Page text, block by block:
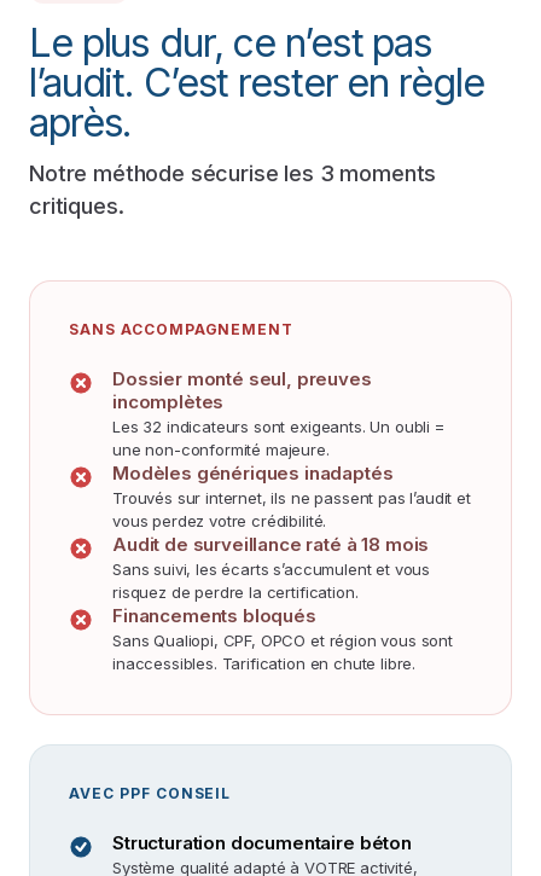
Le plus dur, ce n’est pas
l’audit. C’est rester en règle
après.
Notre méthode sécurise les 3 moments
critiques.
SANS ACCOMPAGNEMENT
Dossier monté seul, preuves
incomplètes
Les 32 indicateurs sont exigeants. Un oubli =
une non-conformité majeure.
Modèles génériques inadaptés
Trouvés sur internet, ils ne passent pas l’audit et
vous perdez votre crédibilité.
Audit de surveillance raté à 18 mois
Sans suivi, les écarts s’accumulent et vous
risquez de perdre la certification.
Financements bloqués
Sans Qualiopi, CPF, OPCO et région vous sont
inaccessibles. Tarification en chute libre.
AVEC PPF CONSEIL
Structuration documentaire béton
Système qualité adapté à VOTRE activité,